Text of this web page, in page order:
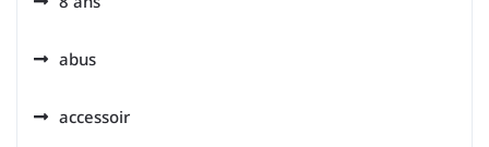
abus
accessoir